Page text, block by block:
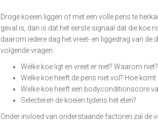
Droge koeien liggen of met een volle pens te
geval is, dan is dat het eerste signaal dat die koe
daarom iedere dag het vreet- en liggedrag van
volgende vragen:
Welke koe ligt en vreet er niet? Waarom niet?
Welke koe heeft de pens niet vol? Hoe komt
Welke koe heeft een bodyconditionscore
Selecteren de koeien tijdens het eten?
Onder invloed van onderstaande factoren zal de